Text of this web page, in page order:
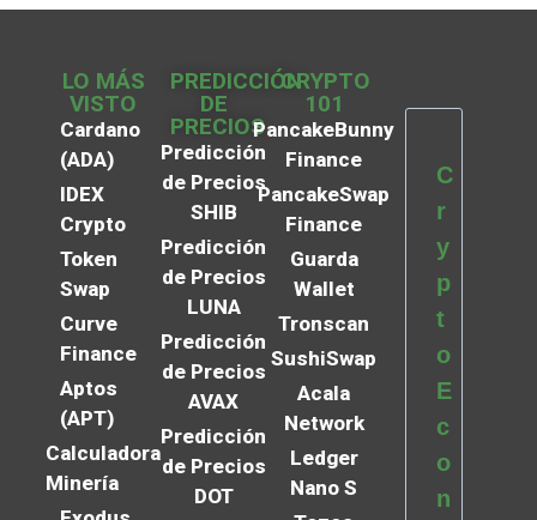
LO MÁS
VISTO
Cardano
(ADA)
IDEX
Crypto
Token
Swap
Curve
Finance
Aptos
(APT)
Calculadora
Minería
PREDICCIÓN
DE
PRECIOS
Predicción
de Precios
SHIB
Predicción
de Precios
LUNA
Predicción
de Precios
AVAX
Predicción
de Precios
DOT
CRYPTO
101
PancakeBunny
Finance
PancakeSwap
Finance
Guarda
Wallet
Tronscan
SushiSwap
Acala
Network
Ledger
Nano S
C
r
y
p
t
o
E
c
o
n